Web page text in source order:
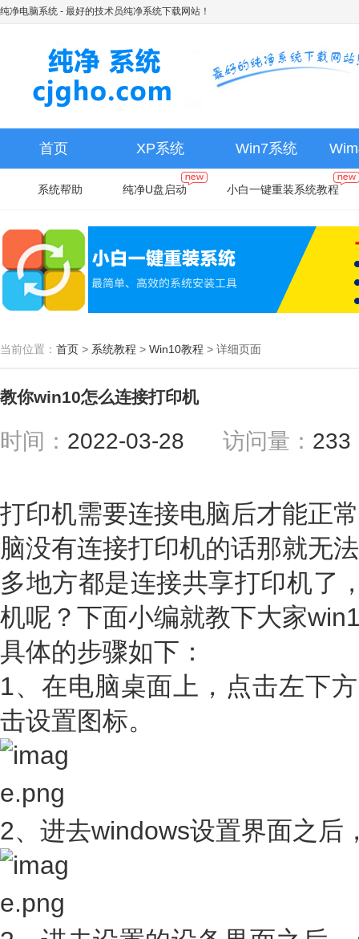
纯净电脑系统 - 最好的技术员纯净系统下载网站！
首页 XP系统 Win7系统
系统帮助 纯净U盘启动 小白一键重装系统教程
当前位置： 首页 > 系统教程 > Win10教程 > 详细页面
教你win10怎么连接打印机
时间： 2022-03-28 访问量：
打印机需要连接电脑后才能正
脑没有连接打印机的话那就无
多地方都是连接共享打印机了
机呢？下面小编就教下大家
具体的步骤如下：
1、在电脑桌面上，点击左下
击设置图标。
2、进去windows设置界面之后